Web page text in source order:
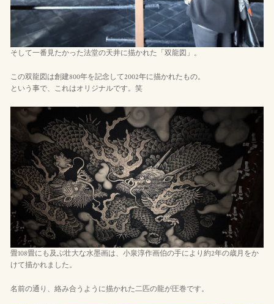
そして一番見たかった法堂の天井に描かれた「双龍図」。
この双龍図は創建800年を記念して2002年に描かれたもの。
という事で、これはオリジナルです。笑
畳108畳にも及ぶ壮大な水墨画は、小泉淳作画伯の手により約2年の歳月をか
けて描かれました。
名前の通り、絡み合うように描かれた二匹の龍が圧巻です。